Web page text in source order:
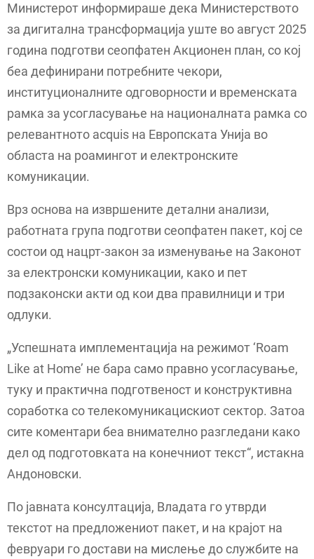
Министерот информираше дека Министерството
за дигитална трансформација уште во август 2025
година подготви сеопфатен Акционен план, со кој
беа дефинирани потребните чекори,
институционалните одговорности и временската
рамка за усогласување на националната рамка со
релевантното acquis на Европската Унија во
областа на роамингот и електронските
комуникации.
Врз основа на извршените детални анализи,
работната група подготви сеопфатен пакет, кој се
состои од нацрт-закон за изменување на Законот
за електронски комуникации, како и пет
подзаконски акти од кои два правилници и три
одлуки.
„Успешната имплементација на режимот ‘Roam
Like at Home’ не бара само правно усогласување,
туку и практична подготвеност и конструктивна
соработка со телекомуникацискиот сектор. Затоа
сите коментари беа внимателно разгледани како
дел од подготовката на конечниот текст“, истакна
Андоновски.
По јавната консултација, Владата го утврди
текстот на предложениот пакет, и на крајот на
февруари го достави на мислење до службите на